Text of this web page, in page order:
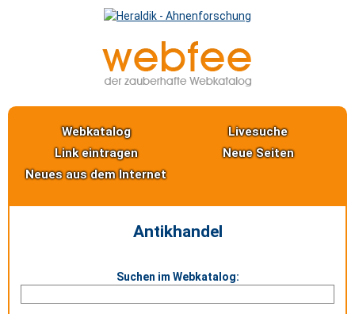
Webkatalog
Livesuche
Link eintragen
Neue Seiten
Neues aus dem Internet
Antikhandel
Suchen im Webkatalog: